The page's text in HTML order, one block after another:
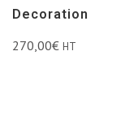
Decoration
270,00€ HT